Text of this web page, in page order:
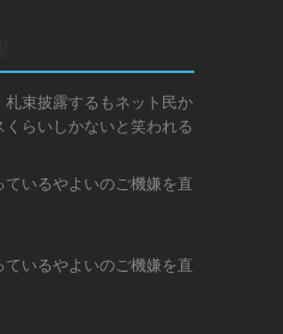
札束披露するもネット民か
らいしかないと笑われる
ているやよいのご機嫌を直
ているやよいのご機嫌を直